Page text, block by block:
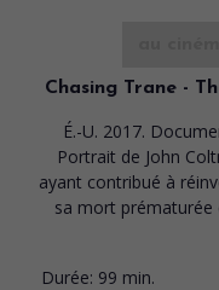
Chasing Trane -
É.-U. 2017.
Portrait de John
ayant contribué à
sa mort prématurée
Durée: 99 min.